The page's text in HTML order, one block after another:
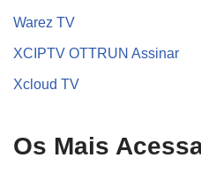
Warez TV
XCIPTV OTTRUN Assinar
Xcloud TV
Os Mais